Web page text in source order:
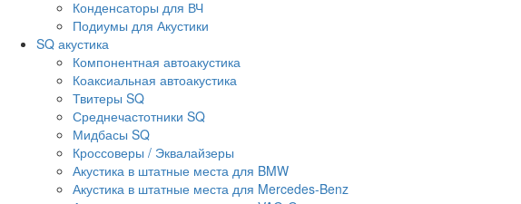
Конденсаторы для ВЧ
Подиумы для Акустики
SQ акустика
Компонентная автоакустика
Коаксиальная автоакустика
Твитеры SQ
Среднечастотники SQ
Мидбасы SQ
Кроссоверы / Эквалайзеры
Акустика в штатные места для BMW
Акустика в штатные места для Mercedes-Benz